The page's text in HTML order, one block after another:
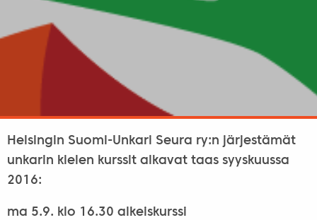
Helsingin Suomi-Unkari Seura ry:n järjestämät
unkarin kielen kurssit alkavat taas syyskuussa
2016:
ma 5.9. klo 16.30 alkeiskurssi